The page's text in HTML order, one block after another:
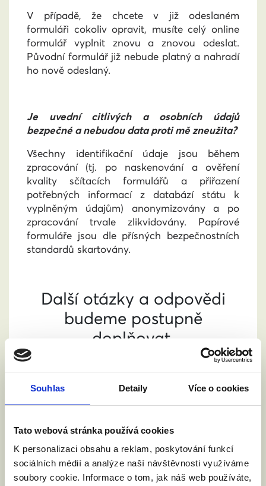
Souhlas Detaily Více o cookies
Tato webová stránka používá cookies
K personalizaci obsahu a reklam, poskytování funkcí
sociálních médií a analýze naší návštěvnosti využíváme
soubory cookie. Informace o tom, jak náš web používáte,
V případě, že chcete v již odeslaném
formuláři cokoliv opravit, musíte celý online
formulář vyplnit znovu a znovou odeslat.
Původní formulář již nebude platný a nahradí
ho nově odeslaný.
Je uvední citlivých a osobních údajů
bezpečné a nebudou data proti mě zneužita?
Všechny identifikační údaje jsou během
zpracování (tj. po naskenování a ověření
kvality sčítacích formulářů a přiřazení
potřebných informací z databází státu k
vyplněným údajům) anonymizovány a po
zpracování trvale zlikvidovány. Papírové
formuláře jsou dle přísných bezpečnostních
standardů skartovány.
Další otázky a odpovědi
budeme postupně
doplňovat.
Kompletní informace o
sčítání najdete
na
stránkách Sčítání 2021.
PODPOŘTE NÁS